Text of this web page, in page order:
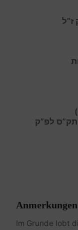
ז”ל
לפ”ק
Anmerkungen
Im Grunde lobt